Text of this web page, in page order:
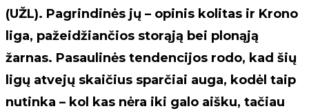
(UŽL). Pagrindinės jų – opinis kolitas ir Krono
liga, pažeidžiančios storąją bei plonąją
žarnas. Pasaulinės tendencijos rodo, kad šių
ligų atvejų skaičius sparčiai auga, kodėl taip
nutinka – kol kas nėra iki galo aišku, tačiau